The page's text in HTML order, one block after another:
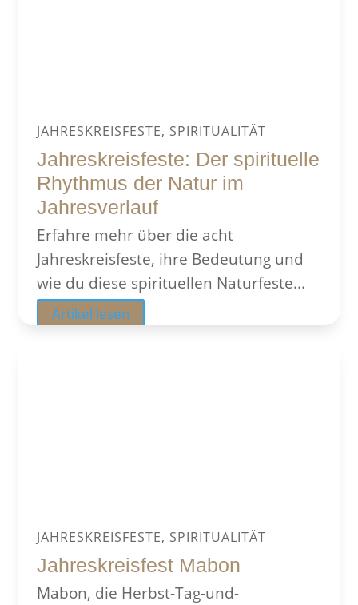
JAHRESKREISFESTE, SPIRITUALITÄT
Jahreskreisfeste: Der spirituelle
Rhythmus der Natur im
Jahresverlauf
Erfahre mehr über die acht
Jahreskreisfeste, ihre Bedeutung und
wie du diese spirituellen Naturfeste...
Artikel lesen
JAHRESKREISFESTE, SPIRITUALITÄT
Jahreskreisfest Mabon
Mabon, die Herbst-Tag-und-